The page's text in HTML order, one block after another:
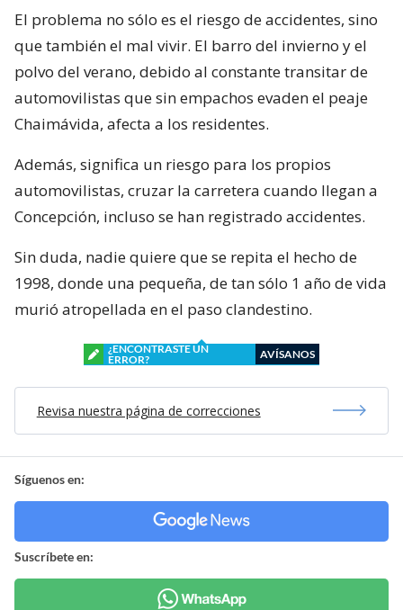
El problema no sólo es el riesgo de accidentes, sino
que también el mal vivir. El barro del invierno y el
polvo del verano, debido al constante transitar de
automovilistas que sin empachos evaden el peaje
Chaimávida, afecta a los residentes.
Además, significa un riesgo para los propios
automovilistas, cruzar la carretera cuando llegan a
Concepción, incluso se han registrado accidentes.
Sin duda, nadie quiere que se repita el hecho de
1998, donde una pequeña, de tan sólo 1 año de vida
murió atropellada en el paso clandestino.
¿ENCONTRASTE UN
ERROR?
AVÍSANOS
Revisa nuestra página de correcciones
Síguenos en:
Suscríbete en: